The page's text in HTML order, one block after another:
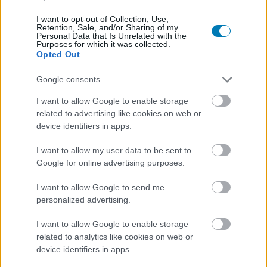
I want to opt-out of Collection, Use,
Retention, Sale, and/or Sharing of my
Personal Data that Is Unrelated with the
Purposes for which it was collected.
Opted Out
Google consents
I want to allow Google to enable storage
related to advertising like cookies on web or
device identifiers in apps.
I want to allow my user data to be sent to
Google for online advertising purposes.
I want to allow Google to send me
personalized advertising.
I want to allow Google to enable storage
related to analytics like cookies on web or
device identifiers in apps.
Hozzászólások
Ezeket a játékokat kapják a
PlayStation Plus előfizetői
márciusban
2023 február 23. 22:22